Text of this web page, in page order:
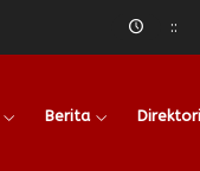
::
Berita Direktori